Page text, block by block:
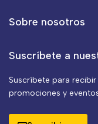
Sobre nosotros
Suscríbete a
Suscríbete para
promociones y